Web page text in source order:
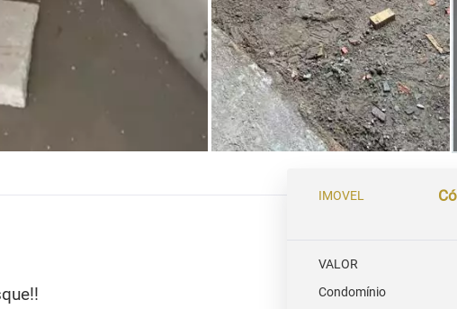
IMOVEL
VALOR
Condomínio